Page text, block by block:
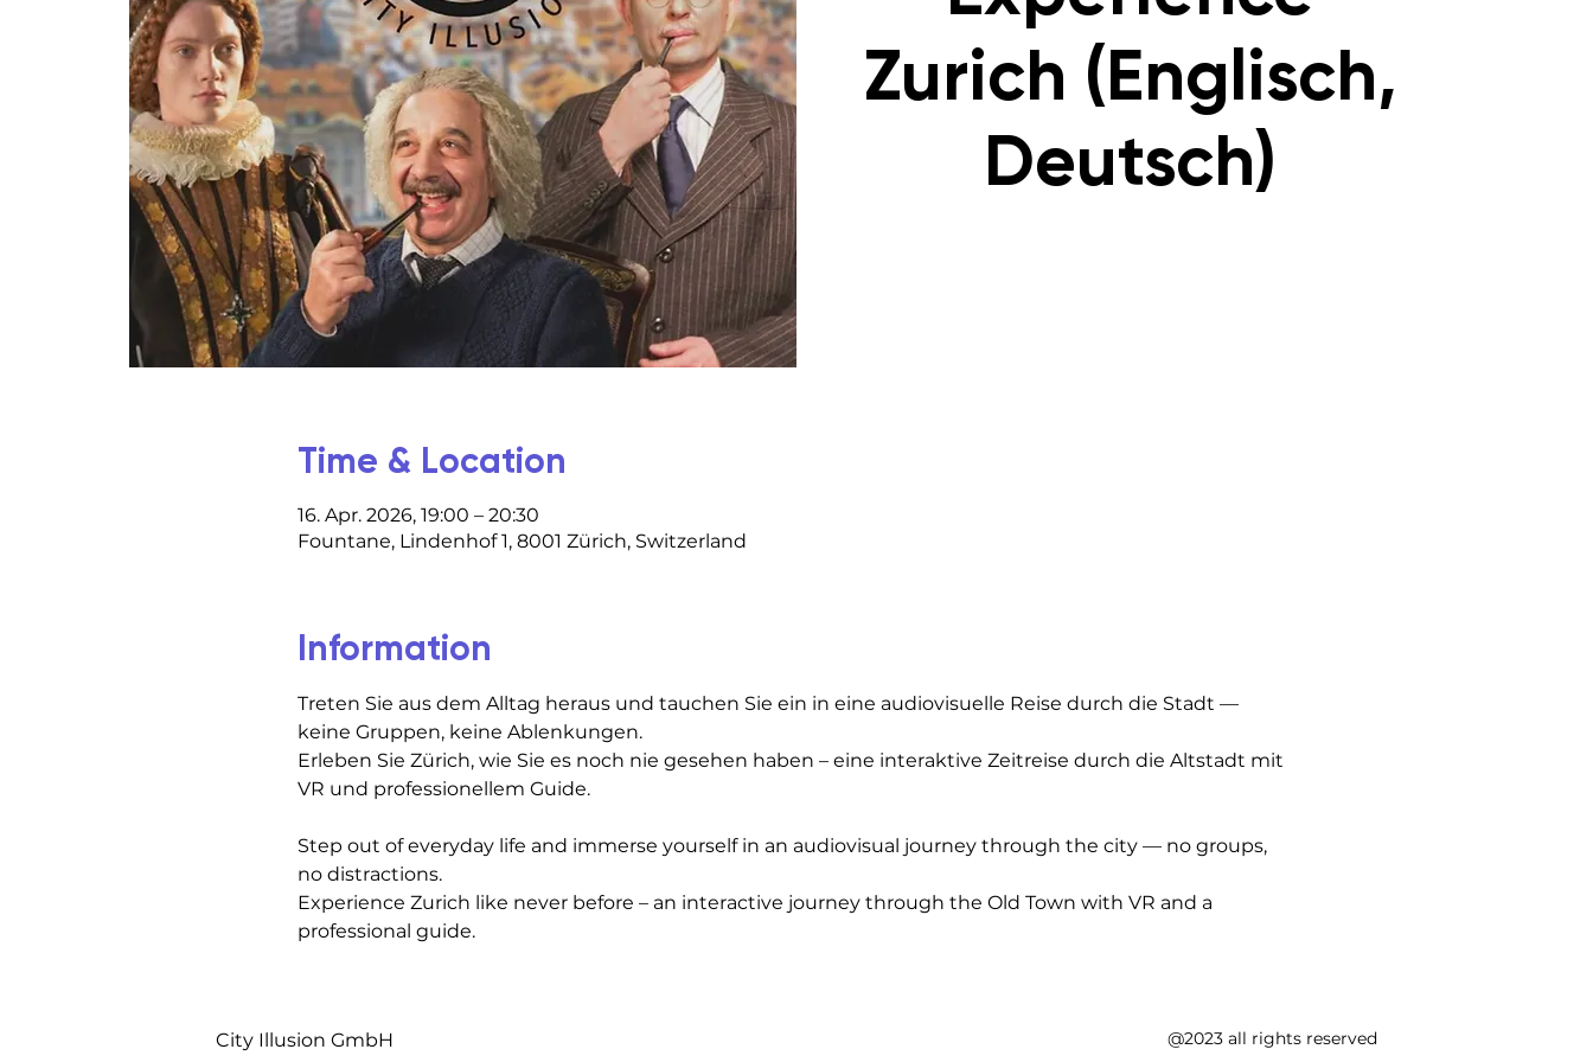
Zurich (Englisch,
Deutsch)
Time & Location
16. Apr. 2026, 19:00 – 20:30
Fountane, Lindenhof 1, 8001 Zürich, Switzerland
Information
Treten Sie aus dem Alltag heraus und tauchen Sie ein in eine audiovisuelle Reise durch die Stadt —
keine Gruppen, keine Ablenkungen.
Erleben Sie Zürich, wie Sie es noch nie gesehen haben – eine interaktive Zeitreise durch die Altstadt mit
VR und professionellem Guide.
Step out of everyday life and immerse yourself in an audiovisual journey through the city — no groups,
no distractions.
Experience Zurich like never before – an interactive journey through the Old Town with VR and a
professional guide.
City Illusion GmbH @2023 all rights reserved